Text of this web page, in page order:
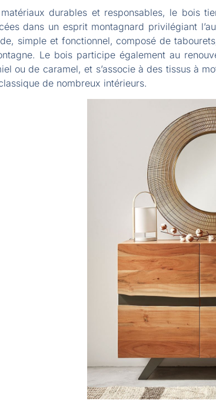
durables et responsables, le bois
dans un esprit montagnard privilégiant
simple et fonctionnel, composé de
Le bois participe également au
ou de caramel, et s’associe à des tissus à
de nombreux intérieurs.